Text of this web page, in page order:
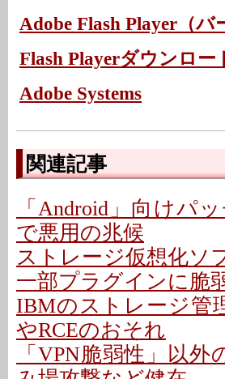
Adobe Flash Player（バ
Flash Playerダウンロー
Adobe Systems
関連記事
「Android」向けパ
で悪用の兆候
ストレージ仮想化ソ
一部プラグインに脆
IBMのストレージ管
やRCEのおそれ
「VPN脆弱性」以